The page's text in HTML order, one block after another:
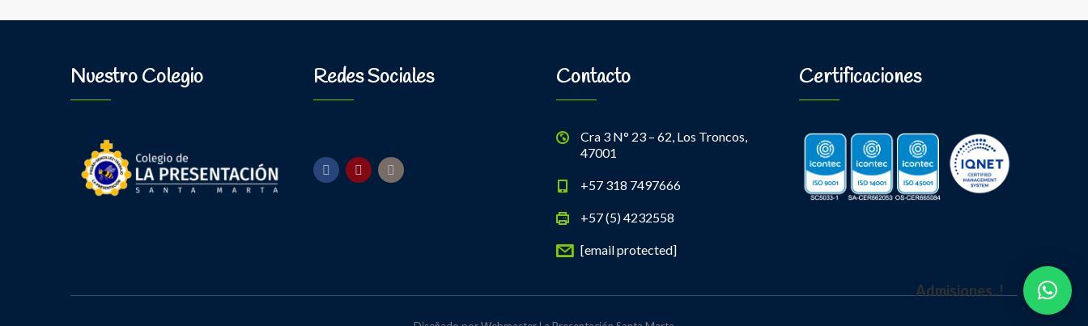
Nuestro Colegio Redes Sociales Contacto
Cra 3 N° 23 – 62, Los Troncos,
47001
+57 318 7497666
+57 (5) 4232558
[email protected]
Certificaciones
Admisiones..!